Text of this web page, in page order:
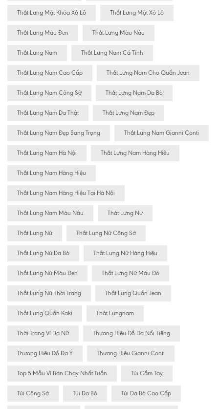
Thắt Lưng Mặt Khóa Xỏ Lỗ Thắt Lưng Mặt Xỏ Lỗ
Thắt Lưng Màu Đen Thắt Lưng Màu Nâu
Thắt Lưng Nam Thắt Lưng Nam Cá Tính
Thắt Lưng Nam Cao Cấp Thắt Lưng Nam Cho Quần Jean
Thắt Lưng Nam Công Sở Thắt Lưng Nam Da Bò
Thắt Lưng Nam Da Thật Thắt Lưng Nam Đẹp
Thắt Lưng Nam Đẹp Sang Trọng Thắt Lưng Nam Gianni Conti
Thắt Lưng Nam Hà Nội Thắt Lưng Nam Hàng Hiêu
Thắt Lưng Nam Hàng Hiệu
Thắt Lưng Nam Hàng Hiệu Tại Hà Nội
Thắt Lưng Nam Màu Nâu Thăt Lưng Nư
Thắt Lưng Nữ Thắt Lưng Nữ Công Sở
Thắt Lưng Nữ Da Bò Thắt Lưng Nữ Hàng Hiệu
Thắt Lưng Nữ Màu Đen Thắt Lưng Nữ Màu Đỏ
Thắt Lưng Nữ Thời Trang Thắt Lưng Quần Jean
Thắt Lưng Quần Kaki Thắt Lưngnam
Thời Trang Ví Da Nữ Thương Hiệu Đồ Da Nổi Tiếng
Thương Hiệu Đồ Da Ý Thương Hiệu Gianni Conti
Top 5 Mẫu Ví Bán Chạy Nhất Tuần Túi Cầm Tay
Túi Công Sở Túi Da Bò Túi Da Bò Cao Cấp